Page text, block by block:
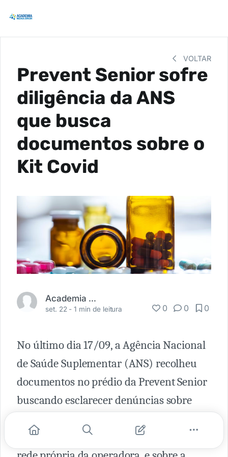
VOLTAR
Prevent Senior sofre
diligência da ANS
que busca
documentos sobre o
Kit Covid
Academia Médica
set. 22 -1 min de leitura 0 0 0
No último dia 17/09, a Agência Nacional
de Saúde Suplementar (ANS) recolheu
documentos no prédio da Prevent Senior
buscando esclarecer denúncias sobre
médica aos prestadores vinculados à